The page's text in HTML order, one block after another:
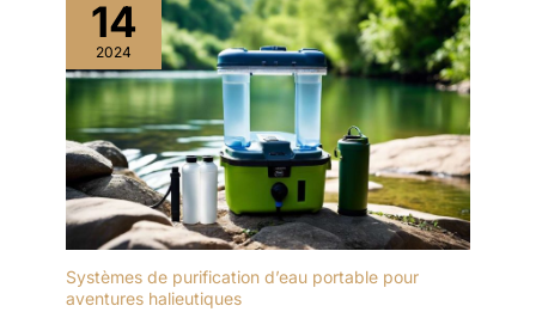
14
2024
Systèmes de purification d’eau portable pour
aventures halieutiques